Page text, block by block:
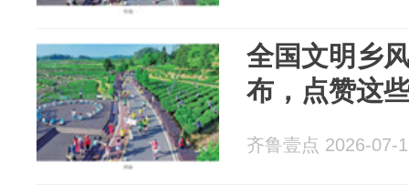
全国文明乡
布，点赞这
齐鲁壹点 2026-07-